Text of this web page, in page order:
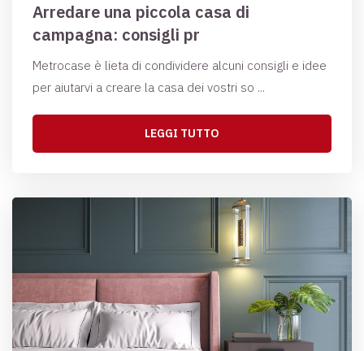
Arredare una piccola casa di
campagna: consigli pr
Metrocase è lieta di condividere alcuni consigli e idee
per aiutarvi a creare la casa dei vostri so ...
LEGGI TUTTO